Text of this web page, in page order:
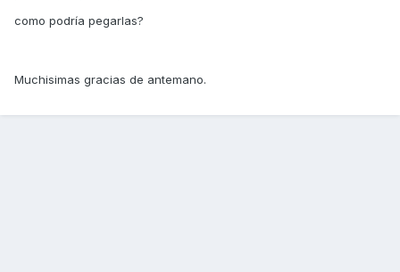
como podría pegarlas?
Muchisimas gracias de antemano.